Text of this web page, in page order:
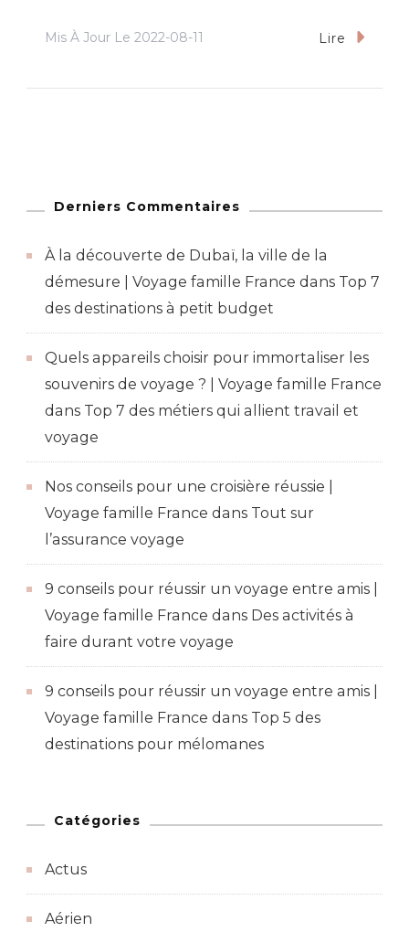
Mis À Jour Le 2022-08-11 Lire
Derniers Commentaires
À la découverte de Dubaï, la ville de la
démesure | Voyage famille France dans Top 7
des destinations à petit budget
Quels appareils choisir pour immortaliser les
souvenirs de voyage ? | Voyage famille France
dans Top 7 des métiers qui allient travail et
voyage
Nos conseils pour une croisière réussie |
Voyage famille France dans Tout sur
l’assurance voyage
9 conseils pour réussir un voyage entre amis |
Voyage famille France dans Des activités à
faire durant votre voyage
9 conseils pour réussir un voyage entre amis |
Voyage famille France dans Top 5 des
destinations pour mélomanes
Catégories
Actus
Aérien